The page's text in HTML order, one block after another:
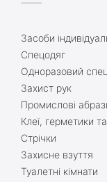
Засоби
Спецодяг
Одноразовий
Захист рук
Промислові
Клеї, герметики
Стрічки
Захисне взуття
Туалетні кімнати